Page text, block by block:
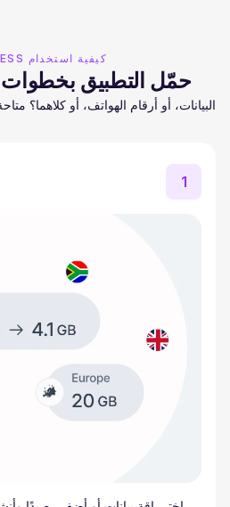
كيفية استخدام ROAMLESS
حمّل التطبيق
البيانات، أو أرقام الهواتف، أو كلاهما؟
1